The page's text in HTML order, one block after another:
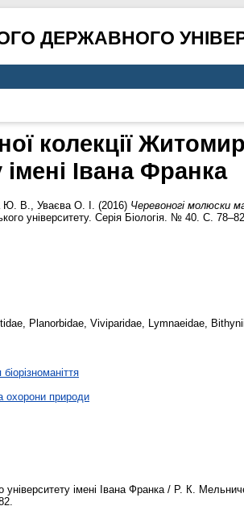
ДЕРЖАВНОГО
колекції
Івана Франка
Ю. В., Уваєва О. І. (2016) Черевоногі молюски
університету. Серія Біологія. № 40. С.
Planorbidae, Viviparidae, Lymnaeidae,
охорони природи
імені Івана Франка / Р. К.